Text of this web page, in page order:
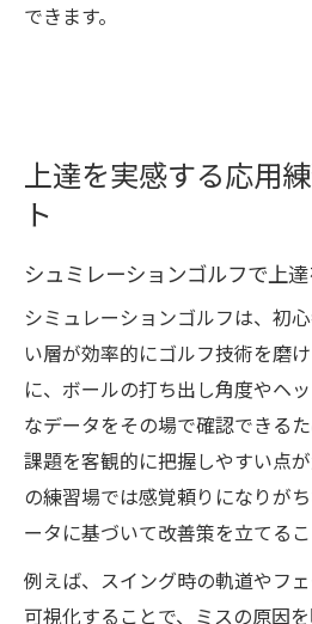
できます。
上達を実感する応用
ト
シュミレーションゴルフで上
シミュレーションゴルフは、初
い層が効率的にゴルフ技術を磨
に、ボールの打ち出し角度やヘ
なデータをその場で確認できる
課題を客観的に把握しやすい点
の練習場では感覚頼りになりが
ータに基づいて改善策を立てるこ
例えば、スイング時の軌道やフ